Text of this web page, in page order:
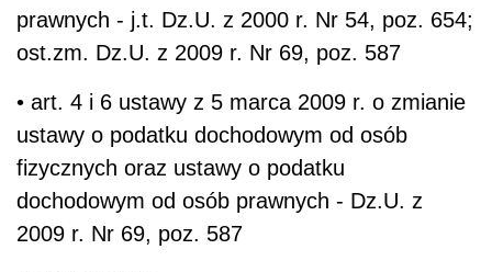
prawnych - j.t. Dz.U. z 2000 r. Nr 54, poz. 654;
ost.zm. Dz.U. z 2009 r. Nr 69, poz. 587
• art. 4 i 6 ustawy z 5 marca 2009 r. o zmianie
ustawy o podatku dochodowym od osób
fizycznych oraz ustawy o podatku
dochodowym od osób prawnych - Dz.U. z
2009 r. Nr 69, poz. 587